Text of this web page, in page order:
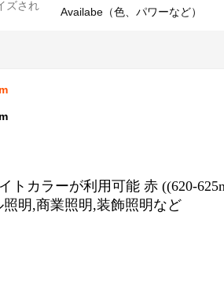
ズされ
Availabe（色、パワーなど）
トカラーが利用可能 赤 ((620-
明,商業照明,装飾照明など